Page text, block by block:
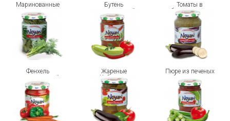
Маринованные
огурцы
Бутень
маринованный
Томаты в
собственном соку
Фенхель
маринованный
Жареные
Кабачки в
томатном соусе
Пюре из печеных
баклажанов